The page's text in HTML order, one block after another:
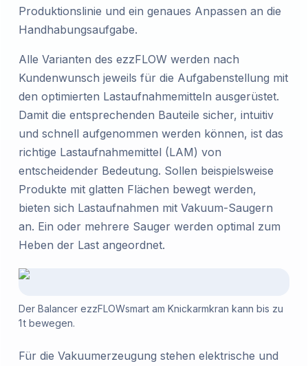
Produktionslinie und ein genaues Anpassen an die
Handhabungsaufgabe.
Alle Varianten des ezzFLOW werden nach
Kundenwunsch jeweils für die Aufgabenstellung mit
den optimierten Lastaufnahmemitteln ausgerüstet.
Damit die entsprechenden Bauteile sicher, intuitiv
und schnell aufgenommen werden können, ist das
richtige Lastaufnahmemittel (LAM) von
entscheidender Bedeutung. Sollen beispielsweise
Produkte mit glatten Flächen bewegt werden,
bieten sich Lastaufnahmen mit Vakuum-Saugern
an. Ein oder mehrere Sauger werden optimal zum
Heben der Last angeordnet.
Der Balancer ezzFLOWsmart am Knickarmkran kann bis zu
1 t bewegen.
Für die Vakuumerzeugung stehen elektrische und